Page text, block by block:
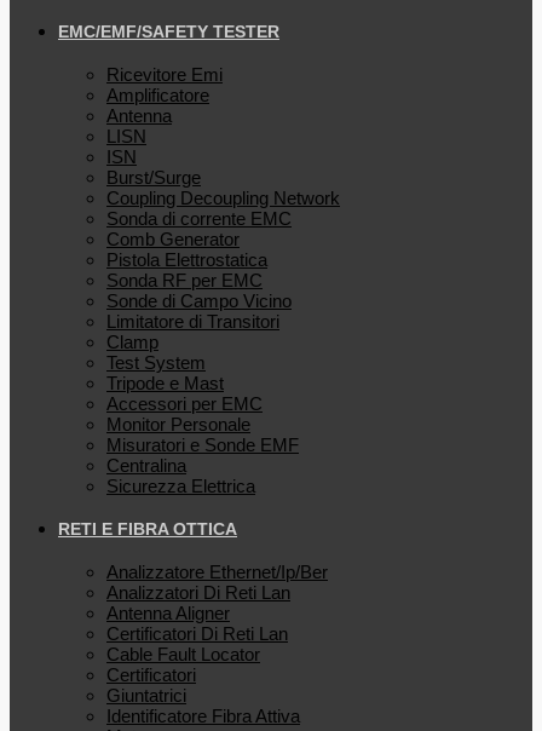
EMC/EMF/SAFETY TESTER
Ricevitore Emi
Amplificatore
Antenna
LISN
ISN
Burst/Surge
Coupling Decoupling Network
Sonda di corrente EMC
Comb Generator
Pistola Elettrostatica
Sonda RF per EMC
Sonde di Campo Vicino
Limitatore di Transitori
Clamp
Test System
Tripode e Mast
Accessori per EMC
Monitor Personale
Misuratori e Sonde EMF
Centralina
Sicurezza Elettrica
RETI E FIBRA OTTICA
Analizzatore Ethernet/Ip/Ber
Analizzatori Di Reti Lan
Antenna Aligner
Certificatori Di Reti Lan
Cable Fault Locator
Certificatori
Giuntatrici
Identificatore Fibra Attiva